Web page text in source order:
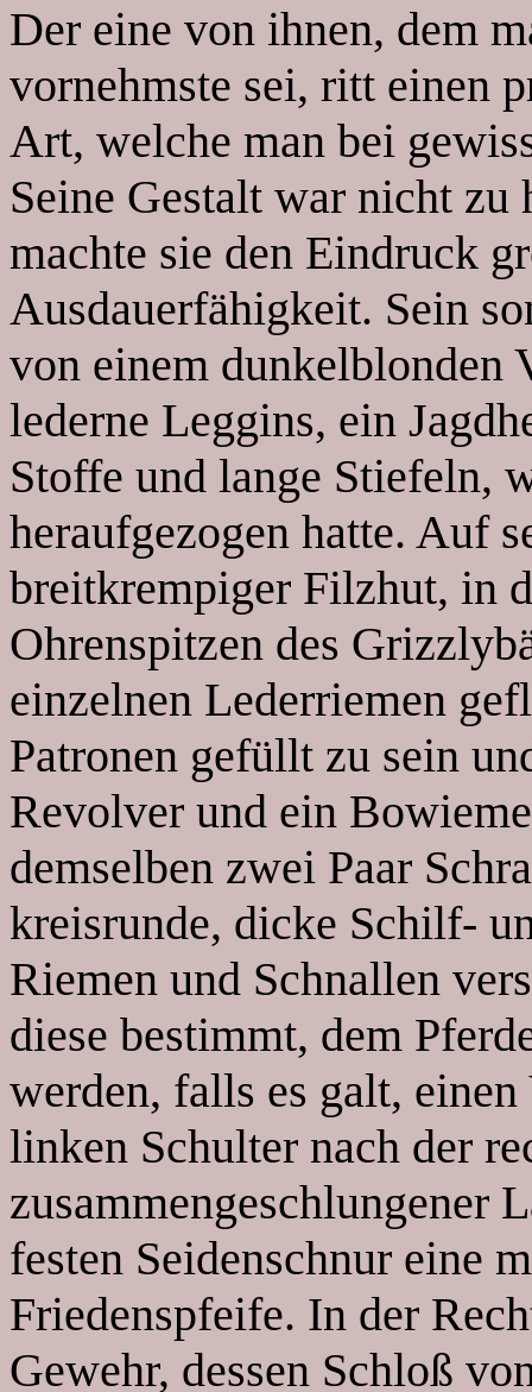
Der eine von ihnen, dem
vornehmste sei, ritt einen
Art, welche man bei
Seine Gestalt war nicht zu
machte sie den Eindruck
Ausdauerfähigkeit. Sein
von einem dunkelblonden
lederne Leggins, ein
Stoffe und lange Stiefeln,
heraufgezogen hatte. Auf
breitkrempiger Filzhut, in
Ohrenspitzen des
einzelnen Lederriemen
Patronen gefüllt zu sein
Revolver und ein
demselben zwei Paar
kreisrunde, dicke Schilf-
Riemen und Schnallen
diese bestimmt, dem
werden, falls es galt,
linken Schulter nach der
zusammengeschlungener
festen Seidenschnur eine
Friedenspfeife. In der
Gewehr, dessen Schloß